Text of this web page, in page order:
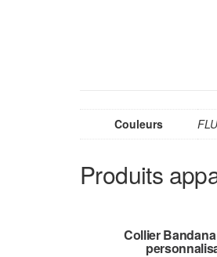
Couleurs
Produits
Collier